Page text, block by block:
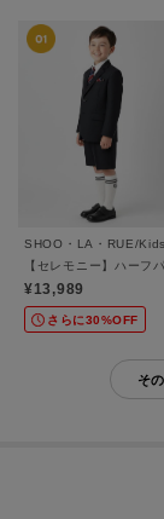
SHOO・LA・RUE/Kids
【セレモニー】ハーフ
¥13,989
さらに30%OFF
そ